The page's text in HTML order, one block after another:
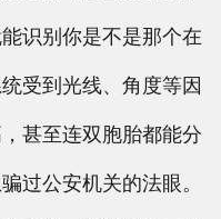
识别你是不是那个在
受到光线、角度等因
甚至连双胞胎都能分
过公安机关的法眼。